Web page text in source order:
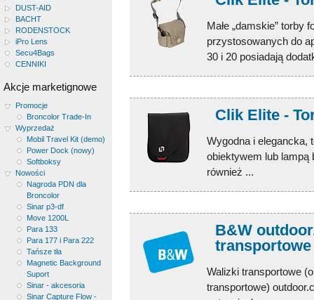
DUST-AID
BACHT
RODENSTOCK
iPro Lens
Secu4Bags
CENNIKI
Akcje marketignowe
Promocje
Broncolor Trade-In
Wyprzedaż
Mobil Travel Kit (demo)
Power Dock (nowy)
Softboksy
Nowości
Nagroda PDN dla
Broncolor
Sinar p3-df
Move 1200L
Para 133
Para 177 i Para 222
Tańsze tła
Magnetic Background
Suport
Sinar - akcesoria
Sinar Capture Flow -
Małe „damskie” torby
przystosowanych do
30 i 20 posiadają
Clik Elite -
Wygodna i elegancka,
obiektywem lub lampą
również ...
B&W
transportowe
Walizki transportowe
transportowe)